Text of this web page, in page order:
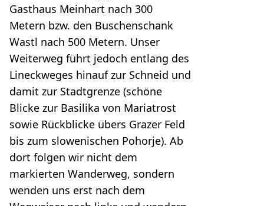
Gasthaus Meinhart nach 300
Metern bzw. den Buschenschank
Wastl nach 500 Metern. Unser
Weiterweg führt jedoch entlang des
Lineckweges hinauf zur Schneid und
damit zur Stadtgrenze (schöne
Blicke zur Basilika von Mariatrost
sowie Rückblicke übers Grazer Feld
bis zum slowenischen Pohorje). Ab
dort folgen wir nicht dem
markierten Wanderweg, sondern
wenden uns erst nach dem